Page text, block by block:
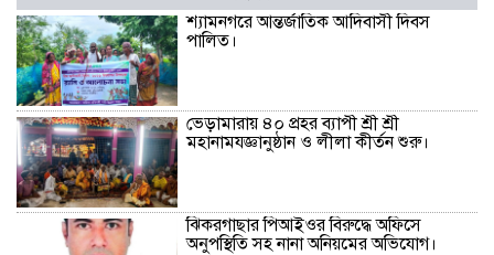
শ্যামনগরে আন্তর্জাতিক আদিবাসী দিবস
পালিত।
ভেড়ামারায় ৪০ প্রহর ব্যাপী শ্রী শ্রী
মহানামযজ্ঞানুষ্ঠান ও লীলা কীর্তন শুরু।
ঝিকরগাছার পিআইওর বিরুদ্ধে অফিসে
অনুপস্থিতি সহ নানা অনিয়মের অভিযোগ।